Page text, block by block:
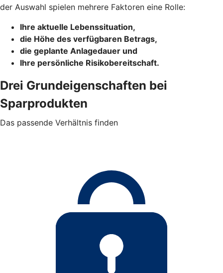
der Auswahl spielen mehrere Faktoren eine Rolle:
Ihre aktuelle Lebenssituation,
die Höhe des verfügbaren Betrags,
die geplante Anlagedauer und
Ihre persönliche Risikobereitschaft.
Drei Grundeigenschaften bei
Sparprodukten
Das passende Verhältnis finden